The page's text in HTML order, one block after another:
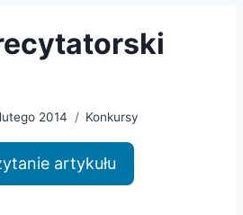
2014 Konkursy
artykułu